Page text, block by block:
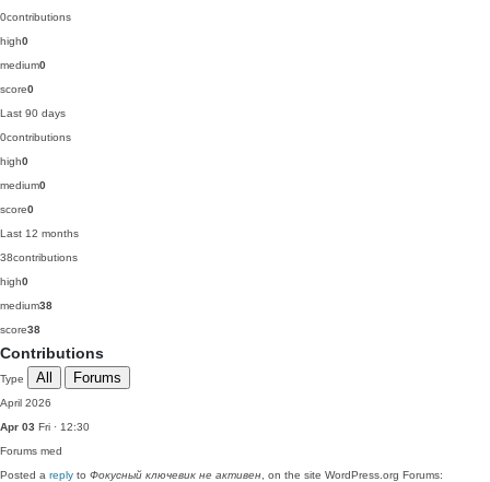
0contributions
high0
medium0
score0
Last 90 days
0contributions
high0
medium0
score0
Last 12 months
38contributions
high0
medium38
score38
Contributions
Type All Forums
April 2026
Apr 03 Fri · 12:30
Forums med
Posted a reply to Фокусный ключевик не активен , on the site WordPress.org Forums: